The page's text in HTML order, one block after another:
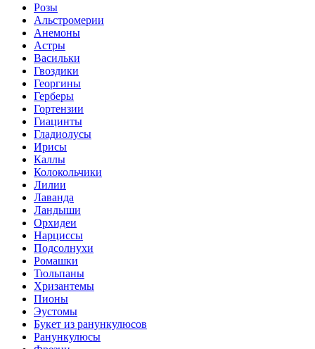
Розы
Альстромерии
Анемоны
Астры
Васильки
Гвоздики
Георгины
Герберы
Гортензии
Гиацинты
Гладиолусы
Ирисы
Каллы
Колокольчики
Лилии
Лаванда
Ландыши
Орхидеи
Нарциссы
Подсолнухи
Ромашки
Тюльпаны
Хризантемы
Пионы
Эустомы
Букет из ранункулюсов
Ранункулюсы